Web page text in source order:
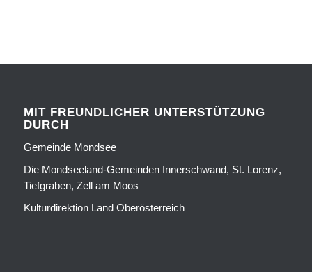
MIT FREUNDLICHER UNTERSTÜTZUNG
DURCH
Gemeinde Mondsee
Die Mondseeland-Gemeinden Innerschwand, St. Lorenz,
Tiefgraben, Zell am Moos
Kulturdirektion Land Oberösterreich